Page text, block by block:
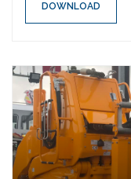
DOWNLOAD